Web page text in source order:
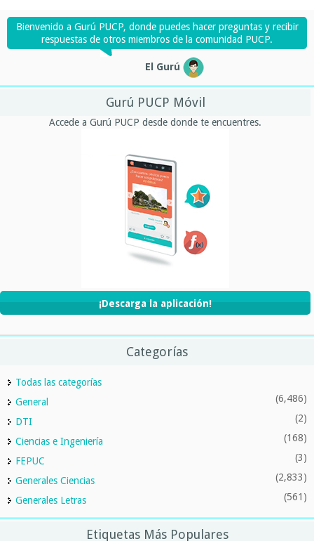
Bienvenido a Gurú PUCP, donde puedes hacer preguntas y recibir
respuestas de otros miembros de la comunidad PUCP.
El Gurú
Gurú PUCP Móvil
Accede a Gurú PUCP desde donde te encuentres.
¡Descarga la aplicación!
Categorías
Todas las categorías
General
(6,486)
DTI (2)
Ciencias e Ingeniería (168)
FEPUC (3)
Generales Ciencias (2,833)
Generales Letras (561)
Etiquetas Más Populares